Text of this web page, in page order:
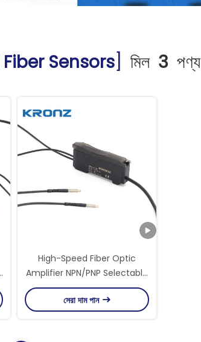
Sensors মিল 3 পণ্য
High-Speed Fiber Optic
Amplifier NPN/PNP Selectable
Output 50μs Response Time
Timer Function 12-24VDC
সেরা দাম পান